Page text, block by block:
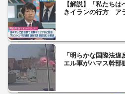
【解説】「私たち
きイランの行方 ア
「明らかな国際法
エル軍がハマス幹